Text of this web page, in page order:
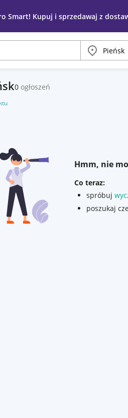
Smart! Kupuj i sprzedawaj z
Miasto
0 ogłoszeń
Hmm, nie
Co teraz:
spróbuj
poszukaj